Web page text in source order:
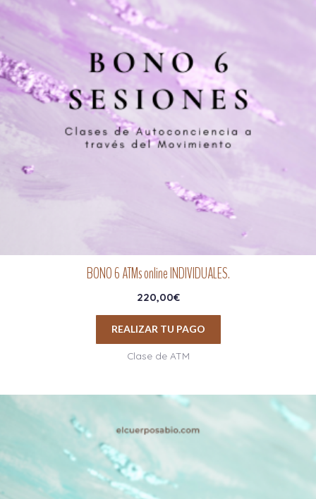
BONO 6 ATMs online INDIVIDUALES.
220,00€
REALIZAR TU PAGO
Clase de ATM